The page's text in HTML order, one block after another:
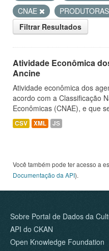
CNAE
PRODUTORAS
Filtrar Resultados
Atividade Econômica
Ancine
Atividade econômica dos
acordo com a Classificação
Econômicas (CNAE), e que
CSV XML JS
Você também pode ter acesso a
Documentação da API).
Sobre Portal de Dados da
API do CKAN
Open Knowledge Foundation